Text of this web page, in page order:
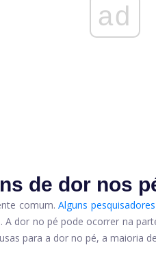
ad
de dor nos
comum. Alguns pesquisadores
dor no pé pode ocorrer na
para a dor no pé, a maioria